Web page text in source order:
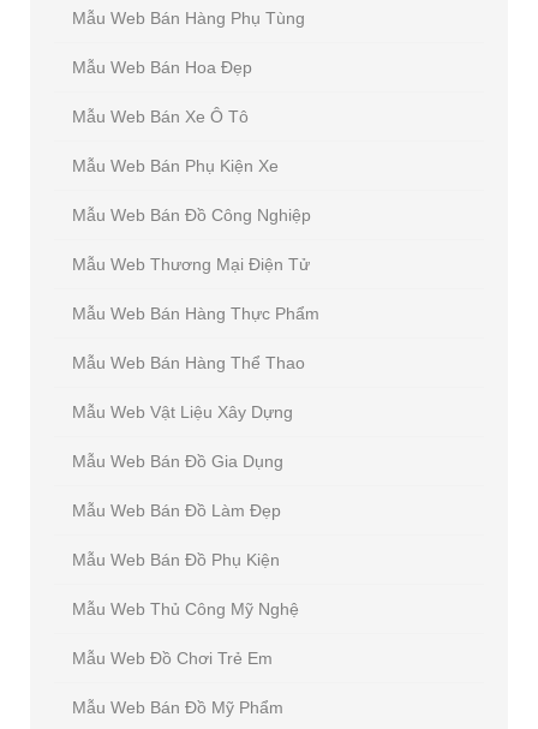
Mẫu Web Bán Hàng Phụ Tùng
Mẫu Web Bán Hoa Đẹp
Mẫu Web Bán Xe Ô Tô
Mẫu Web Bán Phụ Kiện Xe
Mẫu Web Bán Đồ Công Nghiệp
Mẫu Web Thương Mại Điện Tử
Mẫu Web Bán Hàng Thực Phẩm
Mẫu Web Bán Hàng Thể Thao
Mẫu Web Vật Liệu Xây Dựng
Mẫu Web Bán Đồ Gia Dụng
Mẫu Web Bán Đồ Làm Đẹp
Mẫu Web Bán Đồ Phụ Kiện
Mẫu Web Thủ Công Mỹ Nghệ
Mẫu Web Đồ Chơi Trẻ Em
Mẫu Web Bán Đồ Mỹ Phẩm